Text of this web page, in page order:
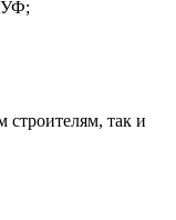
строителям, так и